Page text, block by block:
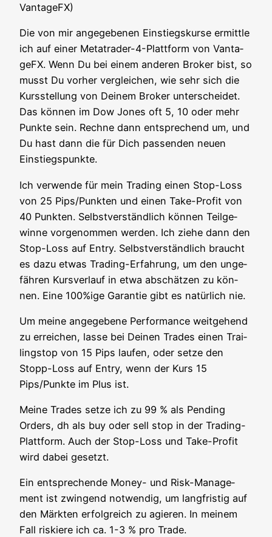
VantageFX)
Die von mir ange­ge­be­nen Ein­stiegs­kur­se ermitt­le
ich auf einer Metat­rader-4-Platt­form von Van­ta­
ge­FX. Wenn Du bei einem ande­ren Bro­ker bist, so
musst Du vor­her ver­glei­chen, wie sehr sich die
Kurs­stel­lung von Dei­nem Bro­ker unter­schei­det.
Das kön­nen im Dow Jones oft 5, 10 oder mehr
Punk­te sein. Rech­ne dann ent­spre­chend um, und
Du hast dann die für Dich pas­sen­den neu­en
Einstiegspunkte.
Ich ver­wen­de für mein Tra­ding einen Stop-Loss
von 25 Pips/Punkten und einen Take-Pro­fit von
40 Punk­ten. Selbst­ver­ständ­lich kön­nen Teil­ge­
win­ne vor­ge­nom­men wer­den. Ich zie­he dann den
Stop-Loss auf Ent­ry. Selbst­ver­ständ­lich braucht
es dazu etwas Tra­ding-Erfah­rung, um den unge­
fäh­ren Kurs­ver­lauf in etwa abschät­zen zu kön­
nen. Eine 100%ige Garan­tie gibt es natür­lich nie.
Um mei­ne ange­ge­be­ne Per­for­mance weit­ge­hend
zu errei­chen, las­se bei Dei­nen Trades einen Trai­
lings­top von 15 Pips lau­fen, oder set­ze den
Stopp-Loss auf Ent­ry, wenn der Kurs 15
Pips/Punkte im Plus ist.
Mei­ne Trades set­ze ich zu 99 % als Pen­ding
Orders, dh als buy oder sell stop in der Tra­ding-
Platt­form. Auch der Stop-Loss und Take-Pro­fit
wird dabei gesetzt.
Ein ent­spre­chen­de Money- und Risk-Manage­
ment ist zwin­gend not­wen­dig, um lang­fris­tig auf
den Märk­ten erfolg­reich zu agie­ren. In mei­nem
Fall ris­kie­re ich ca. 1-3 % pro Trade.